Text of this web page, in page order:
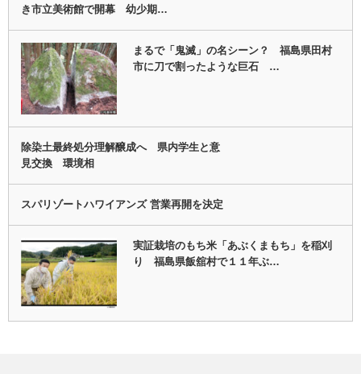
き市立美術館で開幕 幼少期…
まるで「鬼滅」の名シーン？ 福島県田村
市に刀で割ったような巨石 …
除染土最終処分理解醸成へ 県内学生と意
見交換 環境相
スパリゾートハワイアンズ 営業再開を決定
実証栽培のもち米「あぶくまもち」を稲刈
り 福島県飯舘村で１１年ぶ…